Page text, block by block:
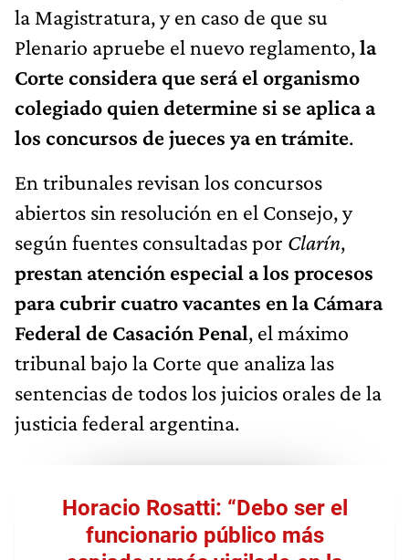
la Magistratura, y en caso de que su
Plenario apruebe el nuevo reglamento,la
Corte considera que será el organismo
colegiado quien determine si se aplica a
los concursos de jueces ya en trámite.
En tribunales revisan los concursos
abiertos sin resolución en el Consejo, y
según fuentes consultadas por Clarín,
prestan atención especial a los procesos
para cubrir cuatro vacantes en la Cámara
Federal de Casación Penal, el máximo
tribunal bajo la Corte que analiza las
sentencias de todos los juicios orales de la
justicia federal argentina.
Horacio Rosatti: “Debo ser el
funcionario público más